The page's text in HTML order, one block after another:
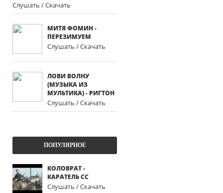
Слушать / Скачать
МИТЯ ФОМИН -
ПЕРЕЗИМУЕМ
Слушать / Скачать
ЛОВИ ВОЛНУ
(МУЗЫКА ИЗ
МУЛЬТИКА) - РИГТОН
Слушать / Скачать
ПОПУЛЯРНОЕ
КОЛОВРАТ -
КАРАТЕЛЬ СС
Слушать / Скачать